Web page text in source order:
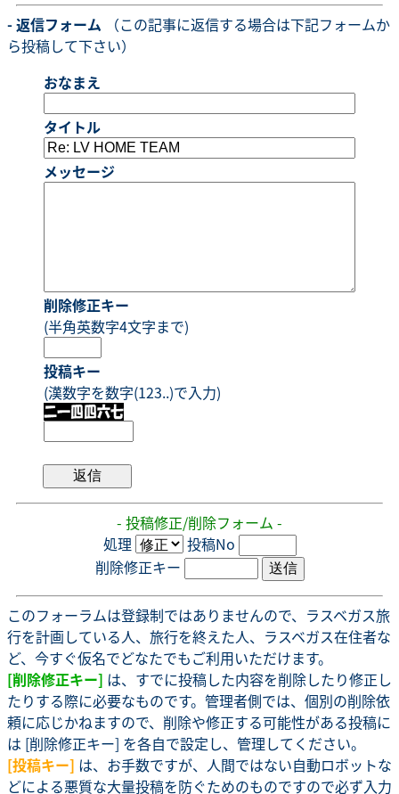
- 返信フォーム （この記事に返信する場合は下記フォームか
ら投稿して下さい）
おなまえ
タイトル
メッセージ
削除修正キー
(半角英数字4文字まで)
投稿キー
(漢数字を数字(123..)で入力)
- 投稿修正/削除フォーム -
処理
投稿No
削除修正キー
このフォーラムは登録制ではありませんので、ラスベガス旅
行を計画している人、旅行を終えた人、ラスベガス在住者な
ど、今すぐ仮名でどなたでもご利用いただけます。
[削除修正キー] は、すでに投稿した内容を削除したり修正し
たりする際に必要なものです。管理者側では、個別の削除依
頼に応じかねますので、削除や修正する可能性がある投稿に
は [削除修正キー] を各自で設定し、管理してください。
[投稿キー] は、お手数ですが、人間ではない自動ロボットな
どによる悪質な大量投稿を防ぐためのものですので必ず入力